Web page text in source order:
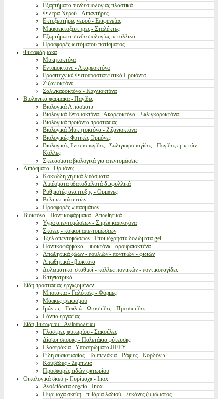
Εξαρτήματα συνδεσμολογίας πλαστικά
Φίλτρα Νερού - Λιπαντήρες
Εκτοξευτήρες νερού - Επιφανείας
Μικροεκτοξευτήρες - Σταλάκτες
Εξαρτήματα συνδεσμολογίας μεταλλικά
Προσφορές αυτόματου ποτίσματος
Φυτοφάρμακα
Μυκητοκτόνα
Εντομοκτόνα - Ακαρεοκτόνα
Ερασιτεχνικά Φυτοπροστατευτικά Προιόντα
Ζιζανιοκτόνα
Σαλιγκαροκτόνα - Κοχλιοκτόνα
Βιολογικά φάρμακα - Παγίδες
Βιολογικά Λιπάσματα
Βιολογικά Εντομοκτόνα - Ακαρεοκτόνα - Σαλιγκαροκτόνα
Βιολογικά προιόντα προστασίας
Βιολογικά Μυκητοκτόνα - Ζιζανιοκτόνα
Βιολογικές Φυτικές Ορμόνες
Βιολογικές Εντομοπαγίδες - Σαλιγκαροπαγίδες - Παγίδες ερπετών -
Κόλλες
Σκευάσματα βιολογικά για απεντομώσεις
Λιπάσματα - Ορμόνες
Κοκκώδη χημικά λιπάσματα
Λιπάσματα υδατοδιαλυτά διαφυλλικά
Ρυθμιστές ανάπτυξης - Ορμόνες
Βελτιωτικά φυτών
Προσφορές λιπασμάτων
Βιοκτόνα - Ποντικοφάρμακα - Απωθητικά
Υγρά απεντομώσεων - Σπρέυ καπνογόνα
Σκόνες - κόκκοι απεντομώσεων
Τζέλ απεντομώσεων - Ετοιμόχρηστα δολώματα gel
Ποντικοφάρμακα - μυοκτόνα - αρουραιοκτόνα
Απωθητικά ζώων - πουλιών - ποντικών - φιδιών
Απωθητικά - βιοκτόνα
Δολωματικοί σταθμοί - κόλλες ποντικών - ποντικοπαγίδες
Κτηνιατρικά
Είδη προστασίας εργαζομένων
Μποτάκια - Γαλότσες - Φόρμες
Μάσκες ψεκασμού
Ιμάντες - Γυαλιά - Ωτασπίδες - Προσωπίδες
Γάντια εργασίας
Είδη Φυτωρίου - Ανθοπωλείου
Γλάστρες φυτωρίου - Σακούλες
Δίσκοι σποράς - Παλετάκια φύτευσης
Γλαστράκια - Υποστρώματα JIFFY
Είδη συσκευασίας - Ταμπελάκια - Ράφιες - Κορδόνια
Κουβάδες - Ζεμπίλια
Προσφορές ειδών φυτωρίου
Οικολογικά σκεύη- Πυρίμαχα - Inox
Ανοξείδωτα δοχεία - Inox
Πυρίμαχα σκεύη - πιθάρια λαδιού - λεκάνες ζυμώματος